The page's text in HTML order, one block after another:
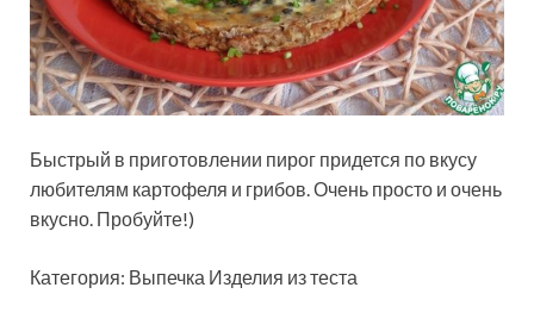
Быстрый в приготовлении пирог придется по вкусу
любителям картофеля и грибов. Очень просто и очень
вкусно. Пробуйте!)
Категория: Выпечка Изделия из теста